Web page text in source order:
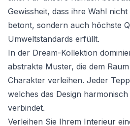
Gewissheit, dass ihre Wahl
betont, sondern auch höchste
Umweltstandards erfüllt.
In der Dream-Kollektion
abstrakte Muster, die dem
Charakter verleihen. Jeder
welches das Design
verbindet.
Verleihen Sie Ihrem Interieur